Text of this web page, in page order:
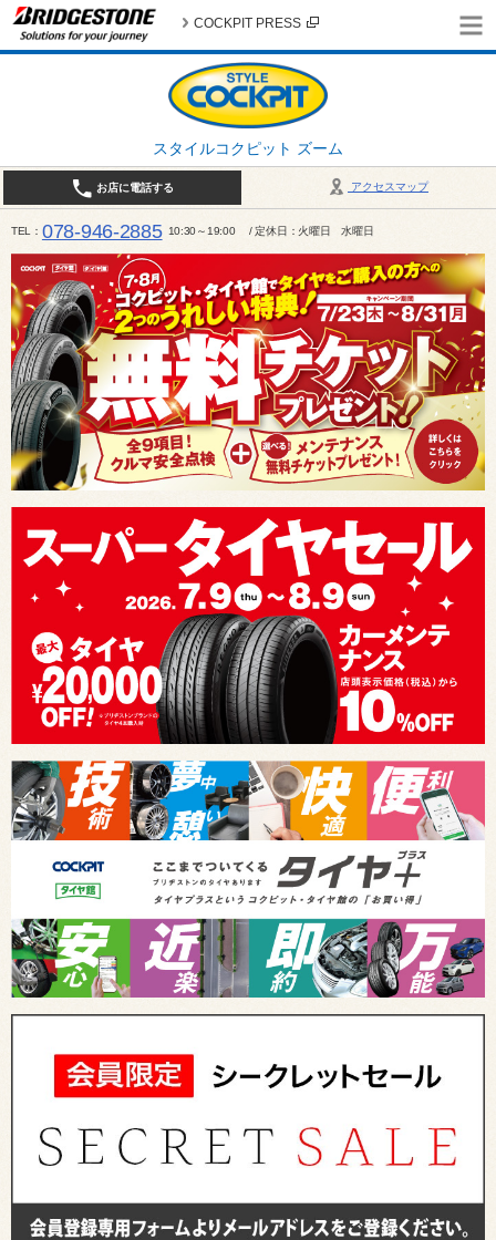
スタイルコクピット ズーム
COCKPIT PRESS
アクセスマップ
お店に電話する
TEL 078-946-2885 10:30～19:00 / 定休日：火曜日 水曜日